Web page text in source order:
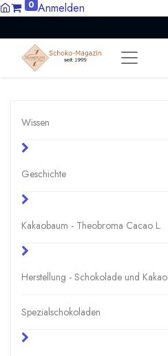
0 Anmelden
Wissen
Geschichte
Kakaobaum - Theobroma Cacao L.
Herstellung - Schokolade und Kakao
Spezialschokoladen